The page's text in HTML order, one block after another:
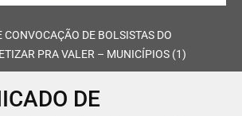
DE BOLSISTAS DO
PRA VALER – MUNICÍPIOS (1)
DE